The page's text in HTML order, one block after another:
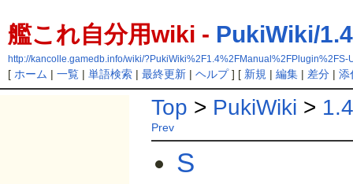
艦これ自分用wiki - PukiWiki/
http://kancolle.gamedb.info/wiki/?PukiWiki%2F1.4%2FManual%2FPlugin%2FS-
[ ホーム | 一覧| 単語検索| 最終更新| ヘルプ] [ 新規 | 編集| 差分| 添
Top > PukiWiki > 1.4
Prev
S